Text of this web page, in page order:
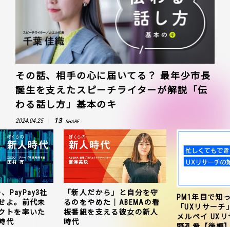
その話、相手の心に届いてる？ 最年少市長
誕生を支えたスピーチライターが解説「伝
わる話し方」基本のキ
2024.04.25 13 SHARE
PayPay3社
よ。前代未
トを率いた
代
「新人だから」と自分を守
るのをやめた｜ABEMAの看
板番組を支える彼女の新人
時代
PM1年目で知
「UXリサー
メルペイ UX